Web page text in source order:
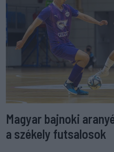
Magyar bajnoki
a székely futsalosok